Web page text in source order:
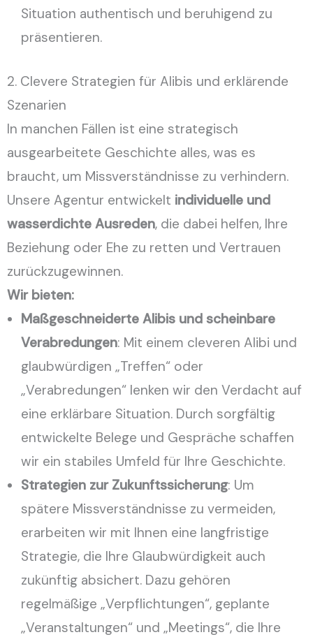
Situation authentisch und beruhigend zu
präsentieren.
2. Clevere Strategien für Alibis und erklärende
Szenarien
In manchen Fällen ist eine strategisch
ausgearbeitete Geschichte alles, was es
braucht, um Missverständnisse zu verhindern.
Unsere Agentur entwickelt individuelle und
wasserdichte Ausreden, die dabei helfen, Ihre
Beziehung oder Ehe zu retten und Vertrauen
zurückzugewinnen.
Wir bieten:
Maßgeschneiderte Alibis und scheinbare
Verabredungen: Mit einem cleveren Alibi und
glaubwürdigen „Treffen“ oder
„Verabredungen“ lenken wir den Verdacht auf
eine erklärbare Situation. Durch sorgfältig
entwickelte Belege und Gespräche schaffen
wir ein stabiles Umfeld für Ihre Geschichte.
Strategien zur Zukunftssicherung: Um
spätere Missverständnisse zu vermeiden,
erarbeiten wir mit Ihnen eine langfristige
Strategie, die Ihre Glaubwürdigkeit auch
zukünftig absichert. Dazu gehören
regelmäßige „Verpflichtungen“, geplante
„Veranstaltungen“ und „Meetings“, die Ihre